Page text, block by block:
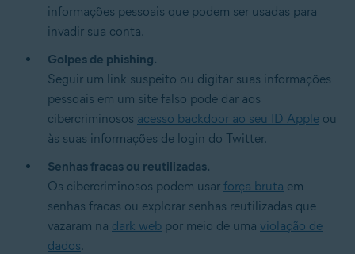
informações pessoais que podem ser usadas para
invadir sua conta.
Golpes de phishing.
Seguir um link suspeito ou digitar suas informações
pessoais em um site falso pode dar aos
cibercriminosos acesso backdoor ao seu ID Apple ou
às suas informações de login do Twitter.
Senhas fracas ou reutilizadas.
Os cibercriminosos podem usar força bruta em
senhas fracas ou explorar senhas reutilizadas que
vazaram na dark web por meio de uma violação de
dados.